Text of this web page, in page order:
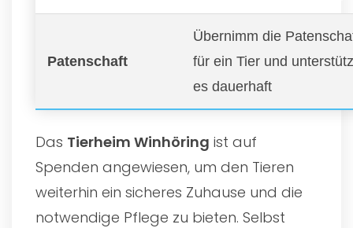
Patenschaft
Übernimm die
für ein Tier und
es dauerhaft
Das Tierheim Winhöring ist auf
Spenden angewiesen, um den Tieren
weiterhin ein sicheres Zuhause und die
notwendige Pflege zu bieten. Selbst